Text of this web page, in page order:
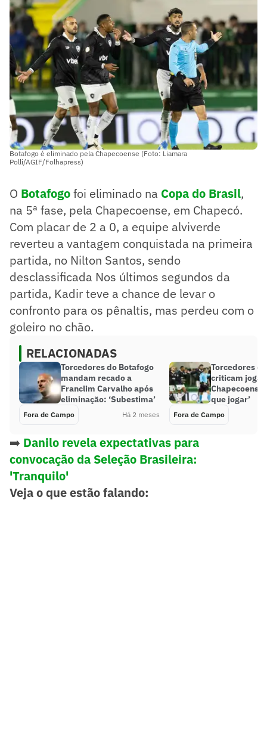
Botafogo é eliminado pela Chapecoense (Foto: Liamara
Polli/AGIF/Folhapress)
O Botafogofoi eliminado na Copa do Brasil,
na 5ª fase, pela Chapecoense, em Chapecó.
Com placar de 2 a 0, a equipe alviverde
reverteu a vantagem conquistada na primeira
partida, no Nilton Santos, sendo
desclassificada Nos últimos segundos da
partida, Kadir teve a chance de levar o
confronto para os pênaltis, mas perdeu com o
goleiro no chão.
RELACIONADAS
Torcedores do Botafogo
mandam recado a
Franclim Carvalho após
eliminação: ‘Subestima’
Fora de Campo Há 2 meses
Torcedores
criticam
que jogar’
Fora de Campo
➡️ Danilo revela expectativas para
convocação da Seleção Brasileira:
'Tranquilo'
Veja o que estão falando: